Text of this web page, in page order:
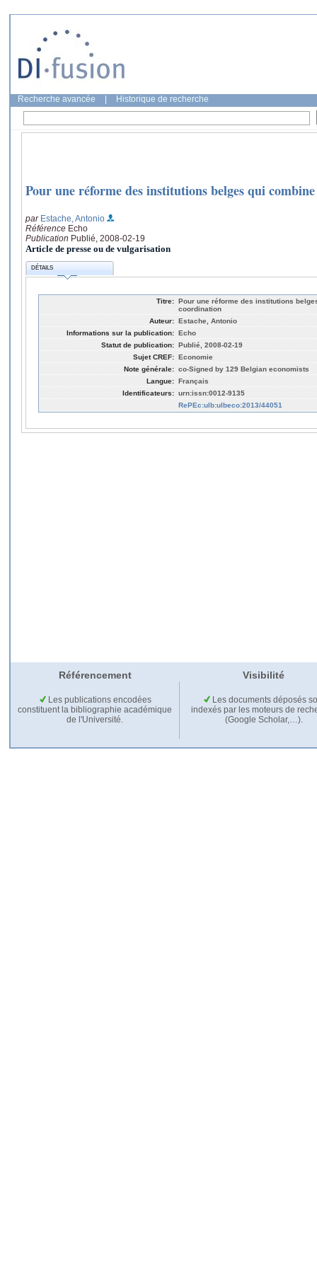
Recherche avancée Historique de recherche
Pour une réforme des institutions belges qui
par Estache, Antonio
Référence Echo
Publication Publié, 2008-02-19
Article de presse ou de vulgarisation
DÉTAILS
Titre: Pour une réforme des institutions
coordination
Auteur: Estache, Antonio
Informations sur la publication: Echo
Statut de publication: Publié, 2008-02-19
Sujet CREF: Economie
Note générale: co-Signed by 129 Belgian economists
Langue: Français
Identificateurs: urn:issn:0012-9135
RePEc:ulb:ulbeco:2013/44051
Référencement Visibilité
Les publications encodées
constituent la bibliographie académique
de l'Université.
Les documents déposés
indexés par les moteurs de
(Google Scholar,…).